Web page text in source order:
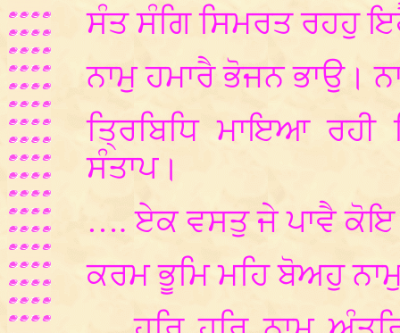
ਸੰਤ ਸੰਗਿ ਸਿਮਰਤ ਰਹਹੁ
ਨਾਮੁ ਹਮਾਰੈ ਭੋਜਨ ਭਾਉ।
ਤ੍ਰਿਬਿਧਿ ਮਾਇਆ
ਸੰਤਾਪ।
…. ਏਕ ਵਸਤੁ ਜੇ ਪਾਵੈ
ਕਰਮ ਭੂਮਿ ਮਹਿ ਬੋਅਹੁ